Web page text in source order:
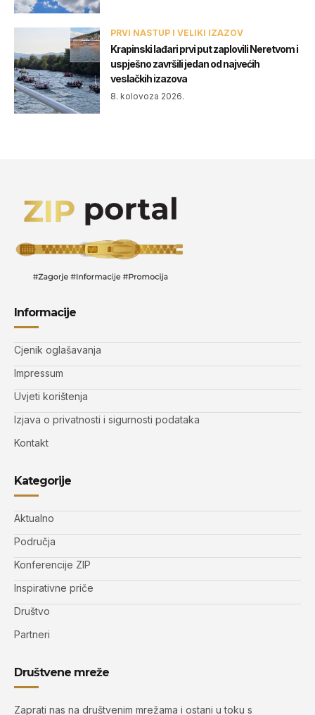
PRVI NASTUP I VELIKI IZAZOV
Krapinski lađari prvi put zaplovili Neretvom i
uspješno završili jedan od najvećih
veslačkih izazova
8. kolovoza 2026.
Informacije
Cjenik oglašavanja
Impressum
Uvjeti korištenja
Izjava o privatnosti i sigurnosti podataka
Kontakt
Kategorije
Aktualno
Područja
Konferencije ZIP
Inspirativne priče
Društvo
Partneri
Društvene mreže
Zaprati nas na društvenim mrežama i ostani u toku s